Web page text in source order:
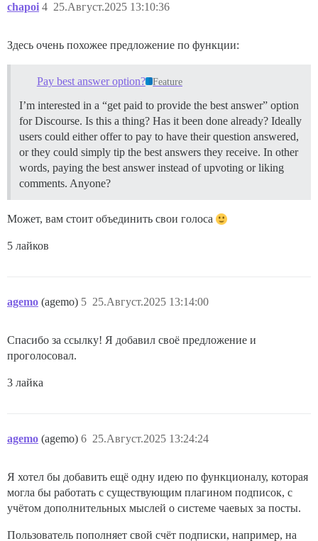
chapoi 25.Август.2025 13:10:36
4
Здесь очень похожее предложение по функции:
Pay best answer option? Feature
I’m interested in a “get paid to provide the best answer” option
for Discourse. Is this a thing? Has it been done already? Ideally
users could either offer to pay to have their question answered,
or they could simply tip the best answers they receive. In other
words, paying the best answer instead of upvoting or liking
comments. Anyone?
Может, вам стоит объединить свои голоса
5 лайков
agemo (agemo) 25.Август.2025 13:14:00
5
Спасибо за ссылку! Я добавил своё предложение и
проголосовал.
3 лайка
agemo (agemo) 25.Август.2025 13:24:24
6
Я хотел бы добавить ещё одну идею по функционалу, которая
могла бы работать с существующим плагином подписок, с
учётом дополнительных мыслей о системе чаевых за посты.
Пользователь пополняет свой счёт подписки, например, на